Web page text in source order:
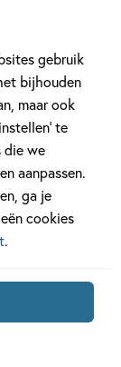
gebruik
bijhouden
maar ook
te
die we
aanpassen.
ga je
cookies
.